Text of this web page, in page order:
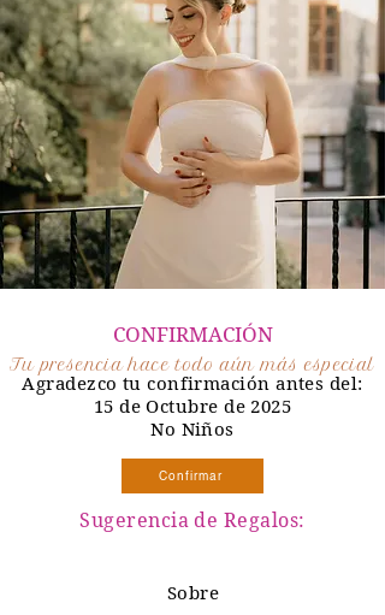
CONFIRMACIÓN
Tu presencia hace todo aún más especial
Agradezco tu confirmación antes del:
15 de Octubre de 2025
No Niños
Confirmar
Sugerencia de Regalos:
Sobre